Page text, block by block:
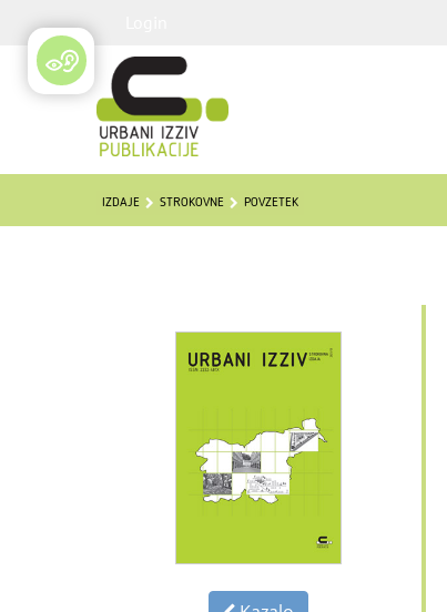
IZDAJE STROKOVNE POVZETEK